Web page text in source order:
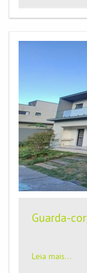
Guarda-
Leia mais...